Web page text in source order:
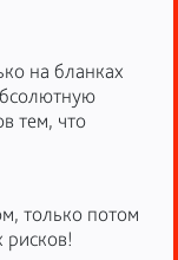
на бланках
тем, что
только потом
рисков!